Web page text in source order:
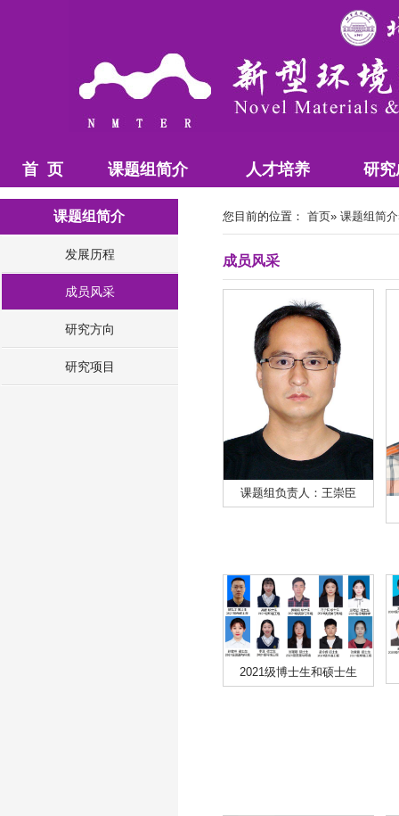
首 页 课题组简介 人才培养 研
课题组简介
发展历程
成员风采
研究方向
研究项目
您目前的位置： 首页» 课题组简介
成员风采
课题组负责人：王崇臣
2021级博士生和硕士生